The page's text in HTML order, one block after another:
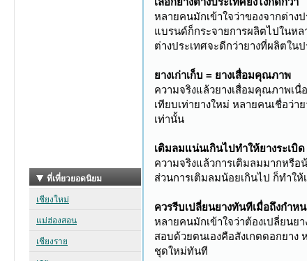
หลายคนมักเข้าใจว่าของจากต่าง
แบรนด์ก็กระจายการผลิตไปในห
ต่างประเทศจะดีกว่ายางที่ผลิตใน
ยางเก่าเก็บ = ยางเสื่อมคุณภาพ
ความจริงแล้วยางเสื่อมคุณภาพเนื่
เทียบเท่ายางใหม่ หลายคนเชื่อว่
เท่านั้น
เติมลมแน่นเกินไปทำให้ยางระเบิด
ความจริงแล้วการเติมลมมากหรือ
ส่วนการเติมลมน้อยเกินไป ก็ทำใ
ควรรีบเปลี่ยนยางทันทีเมื่อถึงกำห
หลายคนมักเข้าใจว่าต้องเปลี่ยนย
สอบด้วยตนเองคือสังเกตดอกยา
ชุดใหม่ทันที